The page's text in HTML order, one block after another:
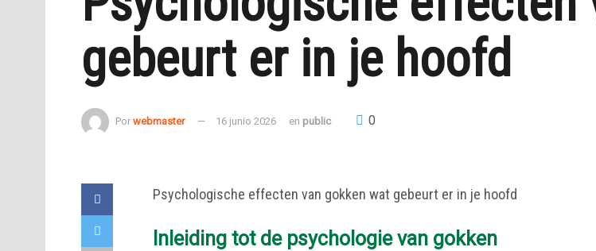
gebeurt er in je hoofd
Por webmaster 16 junio 2026 en public 0
Psychologische effecten van gokken wat gebeurt er in je hoofd
Inleiding tot de psychologie van gokken